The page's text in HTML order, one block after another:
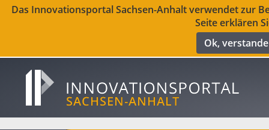
Das Innovationsportal Sachsen-Anhalt verwendet zur
Seite erklären
Ok,